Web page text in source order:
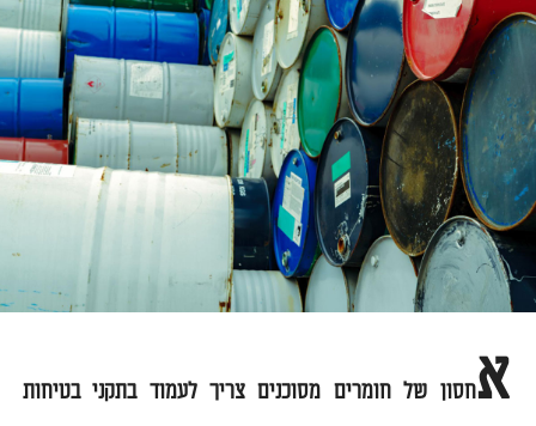
אחסון של חומרים מסוכנים צריך לעמוד בתקני בטיחות